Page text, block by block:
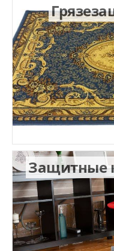
Защитные